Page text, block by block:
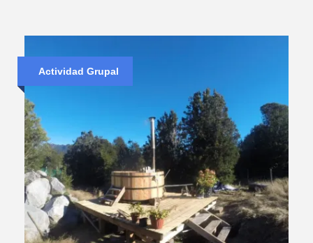
Actividad Grupal